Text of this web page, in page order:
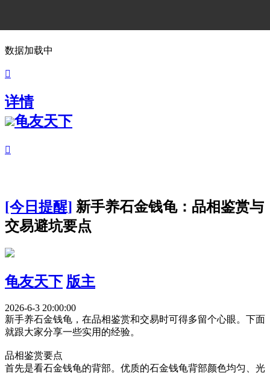
数据加载中

详情
龟友天下

[今日提醒] 新手养石金钱龟：品相鉴赏与
交易避坑要点
龟友天下 版主
2026-6-3 20:00:00
新手养石金钱龟，在品相鉴赏和交易时可得多留个心眼。下面
就跟大家分享一些实用的经验。
品相鉴赏要点
首先是看石金钱龟的背部。优质的石金钱龟背部颜色均匀、光